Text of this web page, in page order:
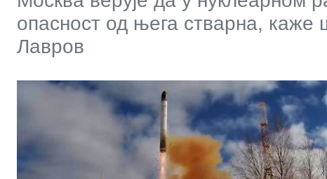
опасност од њега стварна, каже
Лавров